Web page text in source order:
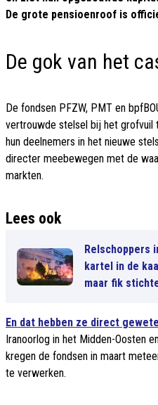
De grote pensioenroof is
De gok van het
De fondsen PFZW, PMT en
vertrouwde stelsel bij het grofvuil
hun deelnemers in het nieuwe
directer meebewegen met de
markten.
Lees ook
Relschoppers
kartel in de
maar fik
En dat hebben ze direct
Iranoorlog in het Midden-Oosten
kregen de fondsen in maart
te verwerken.